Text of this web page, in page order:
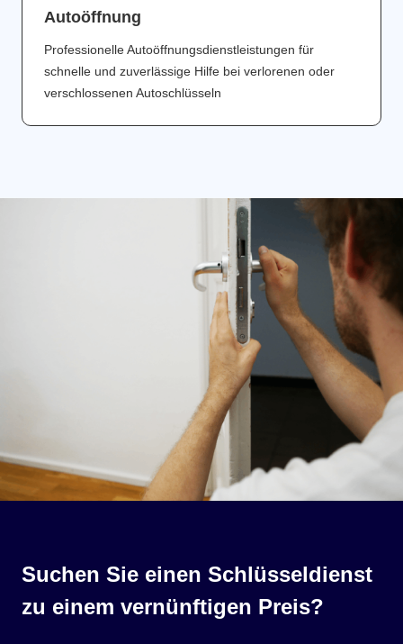
Аutoöffnung
Professionelle Autoöffnungsdienstleistungen für
schnelle und zuverlässige Hilfe bei verlorenen oder
verschlossenen Autoschlüsseln
Suchen Sie einen Schlüsseldienst
zu einem vernünftigen Preis?